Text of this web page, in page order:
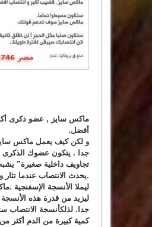
ماكس سايز , عضو ذكرى
أفضل.
و لكن كيف يعمل ماكس
جدا . يتكون عضوك
تجاويف داخلية صغيرة”
.يحدث الانتصاب عندما تثار
ليملا الأنسجة الإسفنجية
ليزيد من قدرة هذه
جدا. لذلكأنسجة الانتصاب
كمية كبيرة من الدم أكثر من